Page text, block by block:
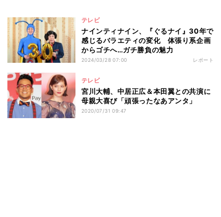
テレビ
ナインティナイン、『ぐるナイ』30年で
感じるバラエティの変化 体張り系企画
からゴチへ…ガチ勝負の魅力
2024/03/28 07:00 レポート
テレビ
宮川大輔、中居正広＆本田翼との共演に
母親大喜び「頑張ったなあアンタ」
2020/07/31 09:47